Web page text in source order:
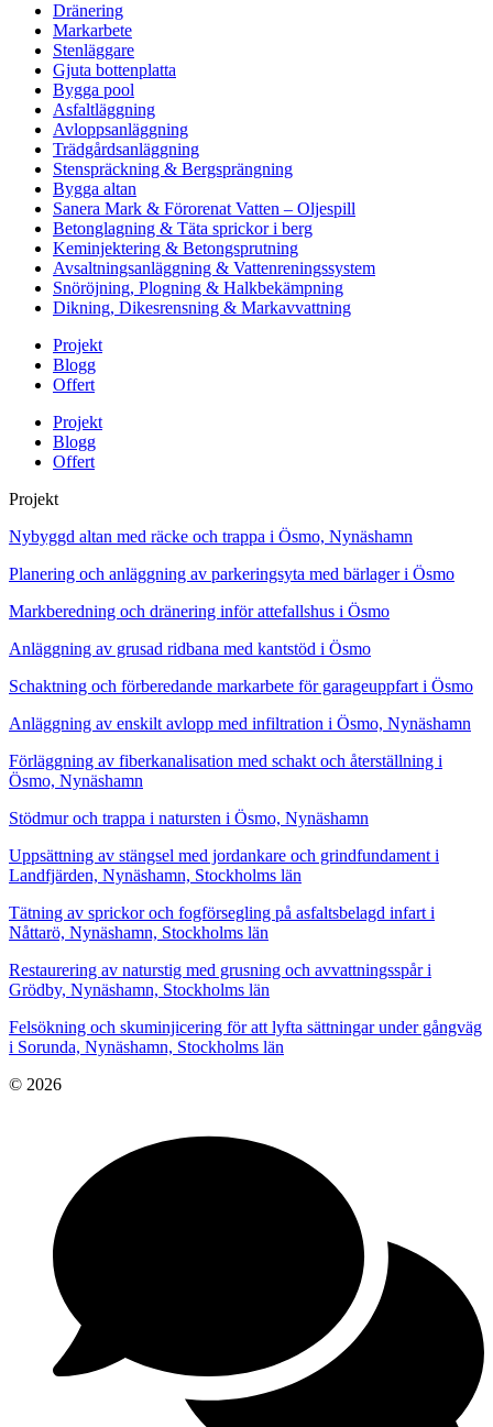
Dränering
Markarbete
Stenläggare
Gjuta bottenplatta
Bygga pool
Asfaltläggning
Avloppsanläggning
Trädgårdsanläggning
Stenspräckning & Bergsprängning
Bygga altan
Sanera Mark & Förorenat Vatten – Oljespill
Betonglagning & Täta sprickor i berg
Keminjektering & Betongsprutning
Avsaltningsanläggning & Vattenreningssystem
Snöröjning, Plogning & Halkbekämpning
Dikning, Dikesrensning & Markavvattning
Projekt
Blogg
Offert
Projekt
Blogg
Offert
Projekt
Nybyggd altan med räcke och trappa i Ösmo, Nynäshamn
Planering och anläggning av parkeringsyta med bärlager i Ösmo
Markberedning och dränering inför attefallshus i Ösmo
Anläggning av grusad ridbana med kantstöd i Ösmo
Schaktning och förberedande markarbete för garageuppfart i Ösmo
Anläggning av enskilt avlopp med infiltration i Ösmo, Nynäshamn
Förläggning av fiberkanalisation med schakt och återställning i
Ösmo, Nynäshamn
Stödmur och trappa i natursten i Ösmo, Nynäshamn
Uppsättning av stängsel med jordankare och grindfundament i
Landfjärden, Nynäshamn, Stockholms län
Tätning av sprickor och fogförsegling på asfaltsbelagd infart i
Nåttarö, Nynäshamn, Stockholms län
Restaurering av naturstig med grusning och avvattningsspår i
Grödby, Nynäshamn, Stockholms län
Felsökning och skuminjicering för att lyfta sättningar under gångväg
i Sorunda, Nynäshamn, Stockholms län
© 2026